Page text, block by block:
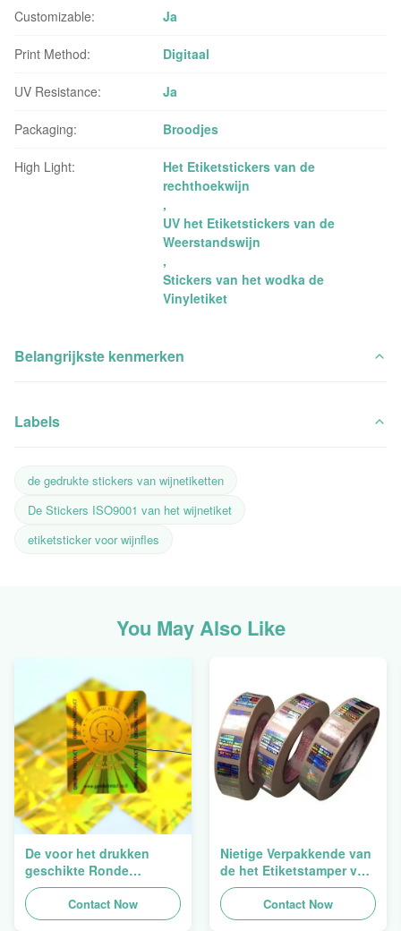
Customizable: Ja
Print Method: Digitaal
UV Resistance: Ja
Packaging: Broodjes
High Light:
Het Etiketstickers van de
rechthoekwijn
,
UV het Etiketstickers van de
Weerstandswijn
,
Stickers van het wodka de
Vinyletiket
Belangrijkste kenmerken
Labels
de gedrukte stickers van wijnetiketten
De Stickers ISO9001 van het wijnetiket
etiketsticker voor wijnfles
You May Also Like
De voor het drukken
geschikte Ronde
Verpakkende
Holografische
Zelfklevende Bladen van
Contact Now
Nietige Verpakkende van
de het Etiketstamper van
de Hologramveiligheid
Duidelijke het
Hologramsticker Logo
Contact Now